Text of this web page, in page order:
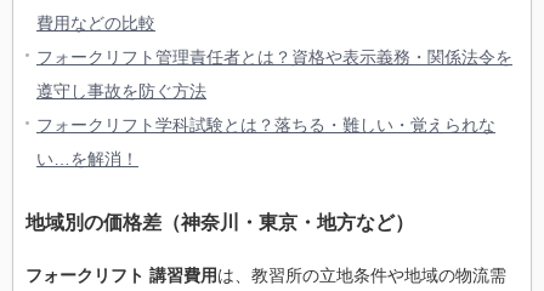
費用などの比較
フォークリフト管理責任者とは？資格や表示義務・関係法令を
遵守し事故を防ぐ方法
フォークリフト学科試験とは？落ちる・難しい・覚えられな
い…を解消！
地域別の価格差（神奈川・東京・地方など）
フォークリフト 講習費用は、教習所の立地条件や地域の物流需